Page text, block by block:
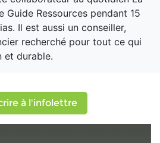
Guide Ressources pendant 15
Il est aussi un conseiller,
recherché pour tout ce qui
et durable.
à l'infolettre